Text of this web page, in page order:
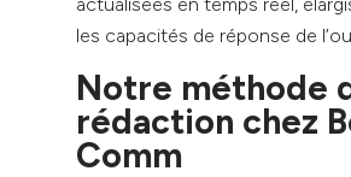
les capacités de réponse de
Notre méthode
rédaction chez
Comm